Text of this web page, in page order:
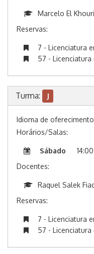
Marcelo El
Reservas:
7 - Licenciatura
57 -
Turma: J
Idioma de
Horários/Salas:
Sábado
Docentes:
Raquel Salek
Reservas:
7 - Licenciatura
57 -